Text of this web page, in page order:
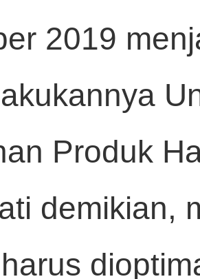
2019
Produk
demikian,